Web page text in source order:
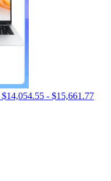
$14,054.55 - $15,661.77